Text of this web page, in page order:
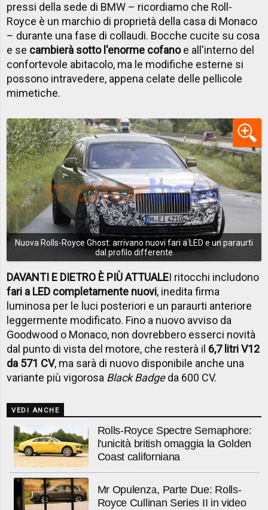
pressi della sede di BMW – ricordiamo che Roll-
Royce è un marchio di proprietà della casa di Monaco
– durante una fase di collaudi. Bocche cucite su cosa
e se cambierà sotto l'enorme cofanoe all'interno del
confortevole abitacolo, ma le modifiche esterne si
possono intravedere, appena celate delle pellicole
mimetiche.
Nuova Rolls-Royce Ghost: arrivano nuovi fari a LED e un paraurti
dal profilo differente
DAVANTI E DIETRO È PIÙ ATTUALEI ritocchi includono
fari a LED completamente nuovi, inedita firma
luminosa per le luci posteriori e un paraurti anteriore
leggermente modificato. Fino a nuovo avviso da
Goodwood o Monaco, non dovrebbero esserci novità
dal punto di vista del motore, che resterà il 6,7 litriV12
da 571 CV, ma sarà di nuovo disponibile anche una
variante più vigorosa Black Badgeda 600 CV.
VEDI ANCHE
Rolls-Royce Spectre Semaphore:
l'unicità british omaggia la Golden
Coast californiana
Mr Opulenza, Parte Due: Rolls-
Royce Cullinan Series II in video